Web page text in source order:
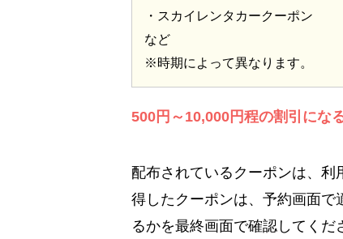
・スカイレンタカークーポン
など
※時期によって異なります。
500円～10,000円程の割引にな
配布されているクーポンは、利
得したクーポンは、予約画面で
るかを最終画面で確認してくだ